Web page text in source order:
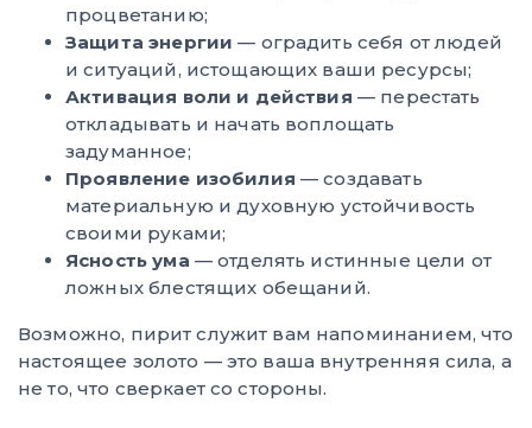
процветанию;
Защита энергии — оградить себя от людей
и ситуаций, истощающих ваши ресурсы;
Активация воли и действия — перестать
откладывать и начать воплощать
задуманное;
Проявление изобилия — создавать
материальную и духовную устойчивость
своими руками;
Ясность ума — отделять истинные цели от
ложных блестящих обещаний.
Возможно, пирит служит вам напоминанием, что
настоящее золото — это ваша внутренняя сила, а
не то, что сверкает со стороны.